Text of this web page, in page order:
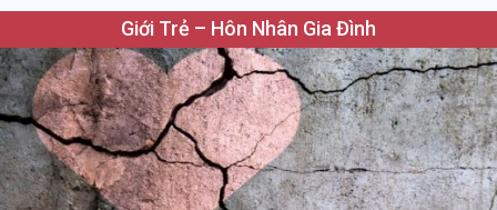
Giới Trẻ – Hôn Nhân Gia Đình